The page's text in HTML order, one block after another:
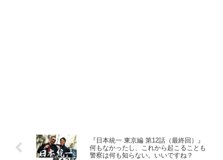
『日本統一 東京編 第12話（最終回）』
何もなかったし、これから起こることも
警察は何も知らない。いいですね？